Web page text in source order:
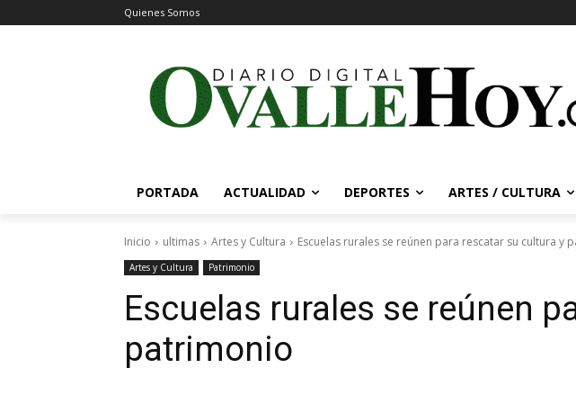
Quienes Somos
PORTADA ACTUALIDAD DEPORTES ARTES / CULTURA
Inicio ultimas Artes y Cultura Escuelas rurales se reúnen para rescatar su cultura y
Artes y Cultura Patrimonio
Escuelas rurales se reúnen
patrimonio